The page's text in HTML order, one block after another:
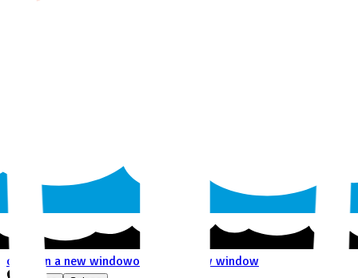
opens in a new windowopens in a new window